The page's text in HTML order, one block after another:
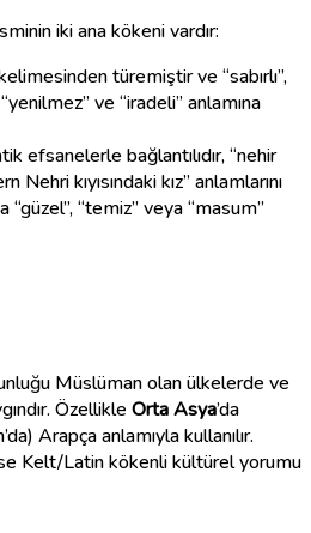
iki ana kökeni vardır:
türemiştir ve “sabırlı”,
“yenilmez” ve “iradeli” anlamına
efsanelerle bağlantılıdır, “nehir
Nehri kıyısındaki kız” anlamlarını
“güzel”, “temiz” veya “masum”
Müslüman olan ülkelerde ve
Özellikle Orta Asya’da
Arapça anlamıyla kullanılır.
Kelt/Latin kökenli kültürel yorumu